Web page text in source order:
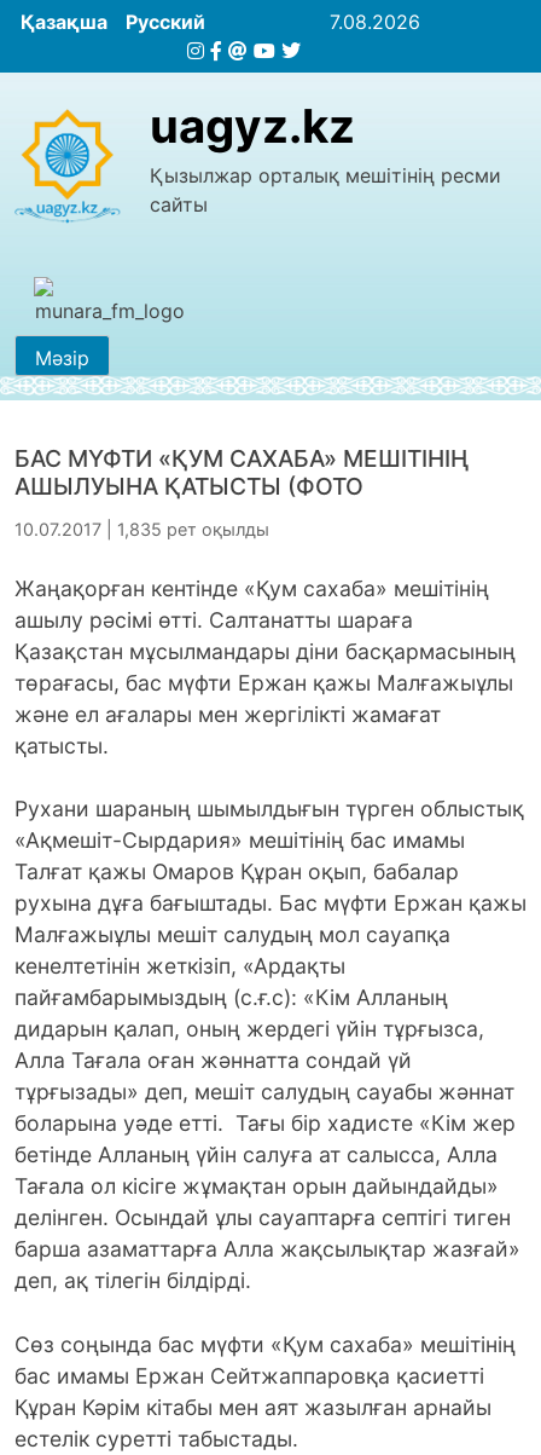
Қазақша Русский 7.08.2026
uagyz.kz
Қызылжар орталық мешітінің ресми
сайты
Мәзір
БАС МҮФТИ «ҚУМ САХАБА» МЕШІТІНІҢ
АШЫЛУЫНА ҚАТЫСТЫ (ФОТО
10.07.2017 | 1,835 рет оқылды
Жаңақорған кентінде «Қум сахаба» мешітінің
ашылу рәсімі өтті. Салтанатты шараға
Қазақстан мұсылмандары діни басқармасының
төрағасы, бас мүфти Ержан қажы Малғажыұлы
және ел ағалары мен жергілікті жамағат
қатысты.
Рухани шараның шымылдығын түрген облыстық
«Ақмешіт-Сырдария» мешітінің бас имамы
Талғат қажы Омаров Құран оқып, бабалар
рухына дұға бағыштады. Бас мүфти Ержан қажы
Малғажыұлы мешіт салудың мол сауапқа
кенелтетінін жеткізіп, «Ардақты
пайғамбарымыздың (с.ғ.с): «Кім Алланың
дидарын қалап, оның жердегі үйін тұрғызса,
Алла Тағала оған жәннатта сондай үй
тұрғызады» деп, мешіт салудың сауабы жәннат
боларына уәде етті. Тағы бір хадисте «Кім жер
бетінде Алланың үйін салуға ат салысса, Алла
Тағала ол кісіге жұмақтан орын дайындайды»
делінген. Осындай ұлы сауаптарға септігі тиген
барша азаматтарға Алла жақсылықтар жазғай»
деп, ақ тілегін білдірді.
Сөз соңында бас мүфти «Қум сахаба» мешітінің
бас имамы Ержан Сейтжаппаровқа қасиетті
Құран Кәрім кітабы мен аят жазылған арнайы
естелік суретті табыстады.